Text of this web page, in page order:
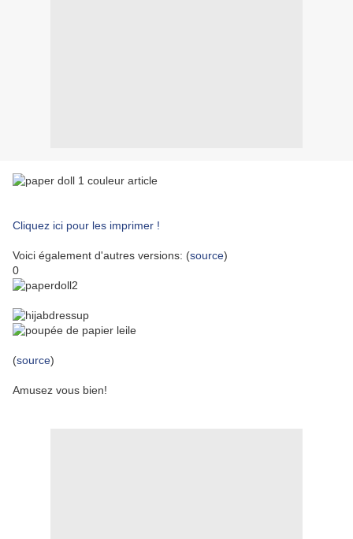
Cliquez ici pour les imprimer !
Voici également d'autres versions: (source)
0
(source)
Amusez vous bien!